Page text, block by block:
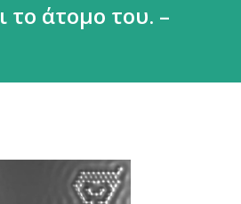
το άτομο του. –